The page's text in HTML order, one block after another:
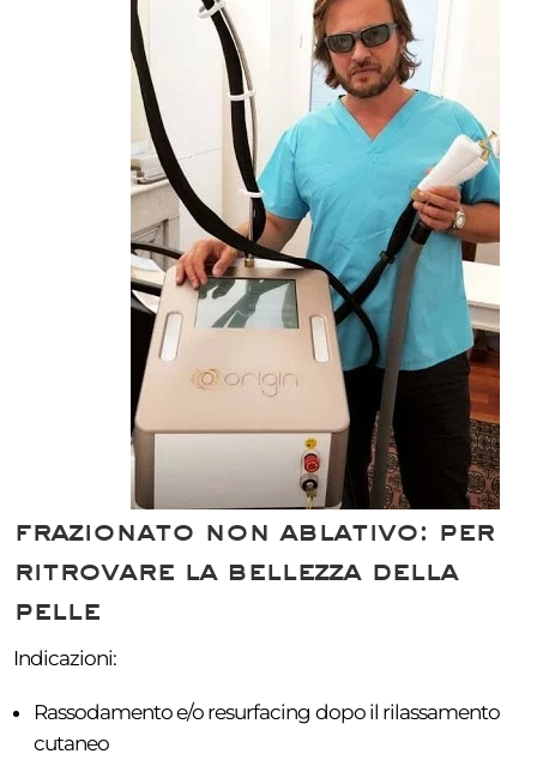
frazionato non ablativo: per
ritrovare la bellezza della
pelle
Indicazioni:
Rassodamento e/o resurfacing dopo il rilassamento
cutaneo